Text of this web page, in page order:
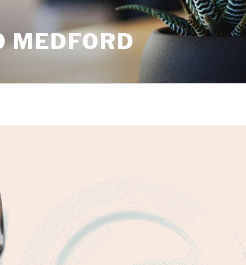
MEDFORD